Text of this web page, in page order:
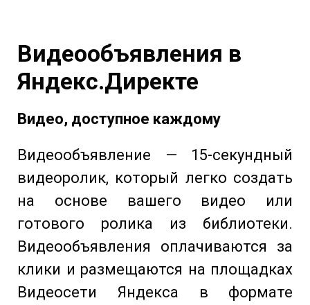
Видеообъявления в
Яндекс.Директе
Видео, доступное каждому
Видеообъявление — 15-секундный
видеоролик, который легко создать
на основе вашего видео или
готового ролика из библиотеки.
Видеообъявления оплачиваются за
клики и размещаются на площадках
Видеосети Яндекса в формате